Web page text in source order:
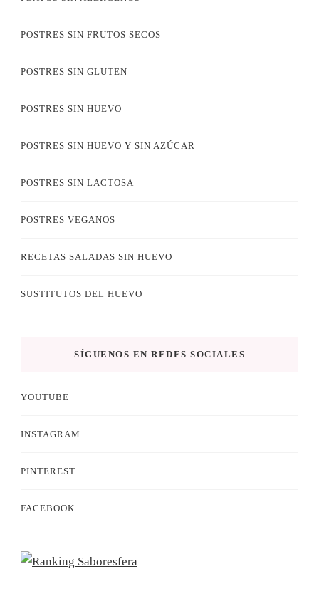
POSTRES SIN FRUTOS SECOS
POSTRES SIN GLUTEN
POSTRES SIN HUEVO
POSTRES SIN HUEVO Y SIN AZÚCAR
POSTRES SIN LACTOSA
POSTRES VEGANOS
RECETAS SALADAS SIN HUEVO
SUSTITUTOS DEL HUEVO
SÍGUENOS EN REDES SOCIALES
YOUTUBE
INSTAGRAM
PINTEREST
FACEBOOK